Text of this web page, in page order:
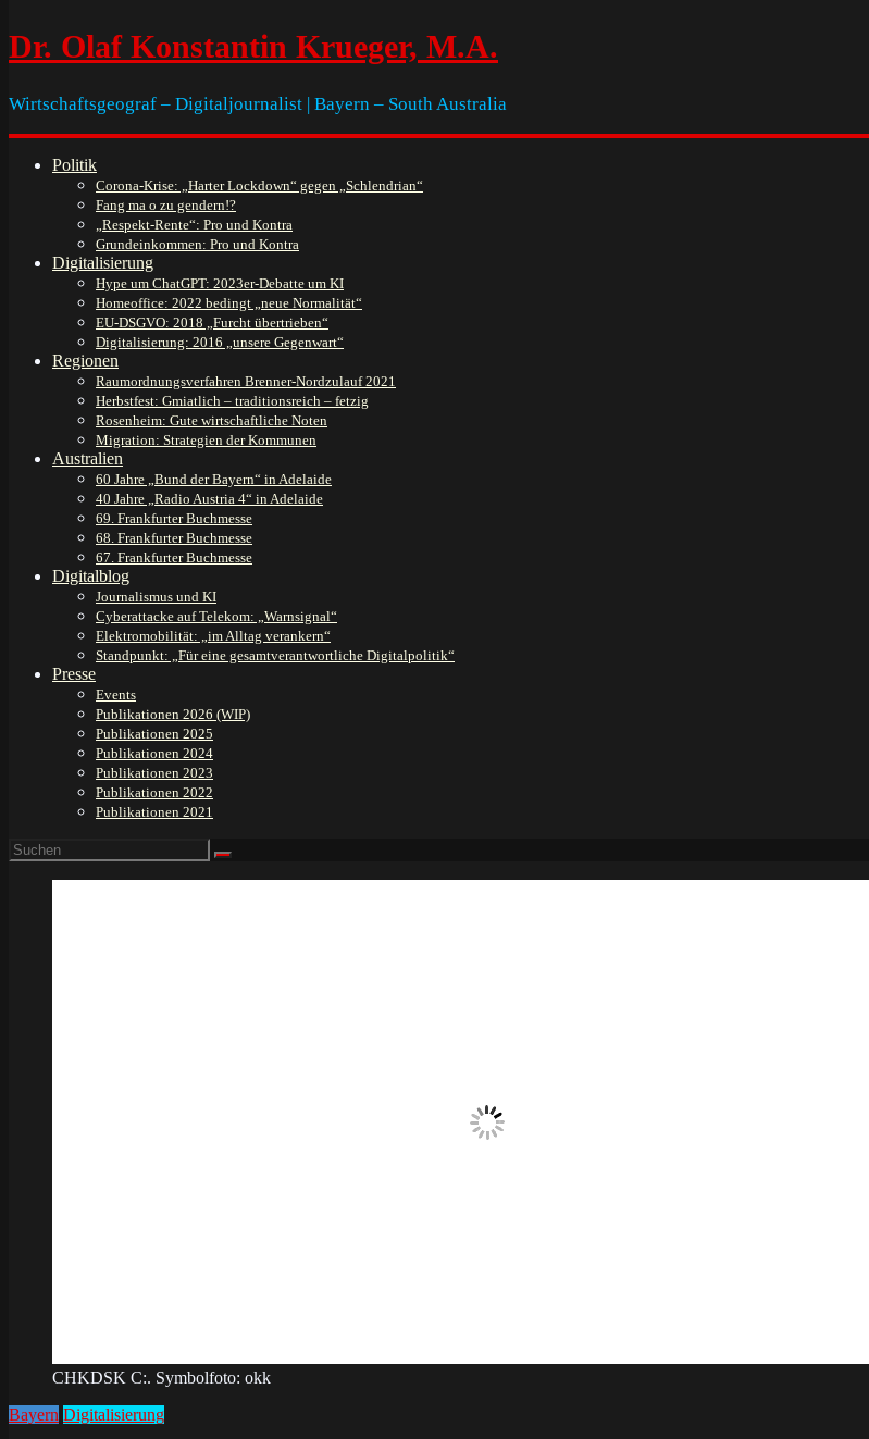
Dr. Olaf Konstantin Krueger, M.A.
Wirtschaftsgeograf – Digitaljournalist | Bayern – South Australia
Politik
Corona-Krise: „Harter Lockdown“ gegen „Schlendrian“
Fang ma o zu gendern!?
„Respekt-Rente“: Pro und Kontra
Grundeinkommen: Pro und Kontra
Digitalisierung
Hype um ChatGPT: 2023er-Debatte um KI
Homeoffice: 2022 bedingt „neue Normalität“
EU-DSGVO: 2018 „Furcht übertrieben“
Digitalisierung: 2016 „unsere Gegenwart“
Regionen
Raumordnungsverfahren Brenner-Nordzulauf 2021
Herbstfest: Gmiatlich – traditionsreich – fetzig
Rosenheim: Gute wirtschaftliche Noten
Migration: Strategien der Kommunen
Australien
60 Jahre „Bund der Bayern“ in Adelaide
40 Jahre „Radio Austria 4“ in Adelaide
69. Frankfurter Buchmesse
68. Frankfurter Buchmesse
67. Frankfurter Buchmesse
Digitalblog
Journalismus und KI
Cyberattacke auf Telekom: „Warnsignal“
Elektromobilität: „im Alltag verankern“
Standpunkt: „Für eine gesamtverantwortliche Digitalpolitik“
Presse
Events
Publikationen 2026 (WIP)
Publikationen 2025
Publikationen 2024
Publikationen 2023
Publikationen 2022
Publikationen 2021
CHKDSK C:. Symbolfoto: okk
Bayern Digitalisierung